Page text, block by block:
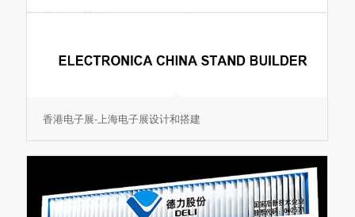
香港电子展-上海电子展设计和搭建